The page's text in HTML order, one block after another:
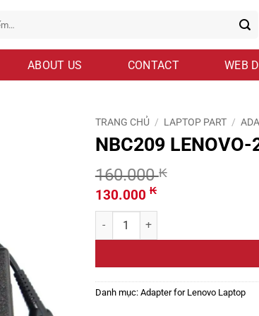
ABOUT US CONTACT WEB
TRANG CHỦ / LAPTOP PART /
NBC209
160.000₭
Giá
gốc
là:
160.000 ₭.
130.000 ₭Giá
hiện
là:
NBC209 LENOVO-20V-4.5A-
Danh mục: Adapter for Lenovo Laptop